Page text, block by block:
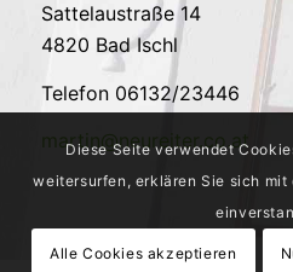
Sattelaustraße 14
4820 Bad Ischl
Telefon06132/23446
martin@neureiter.co.at
Diese Seite verwendet
weitersurfen, erklären Sie sich mit
Alle Cookies akzeptieren